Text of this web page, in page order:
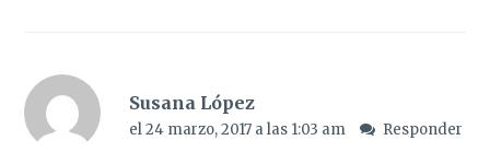
Susana López
el 24 marzo, 2017 a las 1:03 am Responder